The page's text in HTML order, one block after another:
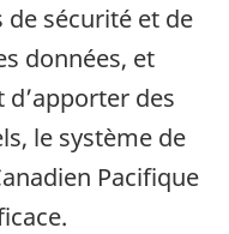
de sécurité et de
données, et
d’apporter des
le système de
Pacifique